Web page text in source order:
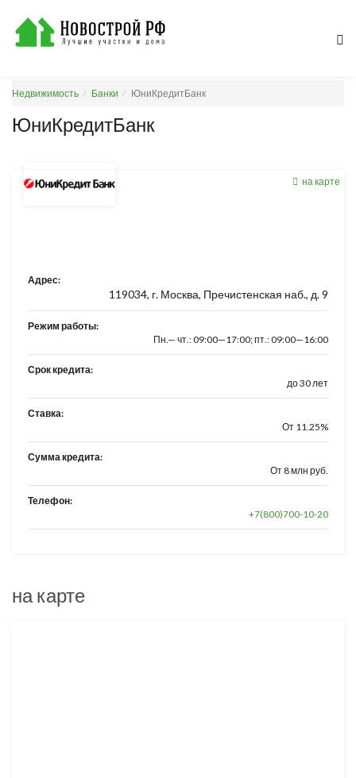
Недвижимость Банки ЮниКредитБанк
ЮниКредитБанк
на карте
Адрес:
119034, г. Москва, Пречистенская наб., д. 9
Режим работы:
Пн.— чт.: 09:00—17:00; пт.: 09:00—16:00
Срок кредита:
до 30 лет
Ставка:
От 11.25%
Сумма кредита:
От 8 млн руб.
Телефон:
+7(800)700-10-20
на карте